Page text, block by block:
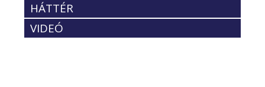
HÁTTÉR
VIDEÓ